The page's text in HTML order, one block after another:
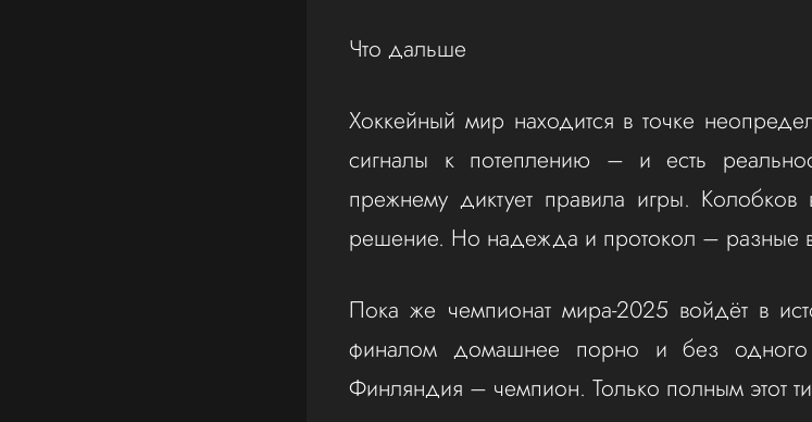
Что дальше
Хоккейный мир находится в точке
сигналы к потеплению – и есть
прежнему диктует правила игры.
решение. Но надежда и протокол – разные
Пока же чемпионат мира-2025 войдёт в
финалом домашнее порно и без одного
Финляндия – чемпион. Только полным этот